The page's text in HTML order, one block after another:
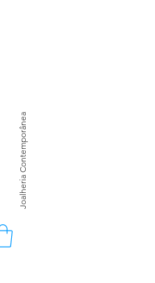
Joalheria Contemporânea